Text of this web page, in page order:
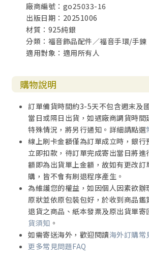
廠商編號：go25033-16
出版日期：20251006
材質：925純銀
分類：福音飾品配件／福音手環/手鍊
適用對象：適用所有人
購物說明
訂單備貨時間約3-5天不包含週末及
當日或隔日出貨，如遇廠商調貨時
特殊情況，將另行通知。詳細請點選
線上刷卡金額僅為訂單成立時，銀行
立即扣款，待訂單完成寄出當日將進
額即為出貨單上金額，故如有更改
購，皆不會有刷退程序產生。
為維護您的權益，如因個人因素欲辦
原狀並依原包裝包好，於收到商品
退貨之商品、紙本發票及原出貨單寄
貨須知 。
如需寄送海外，歡迎閱讀海外訂購常
更多常見問題FAQ